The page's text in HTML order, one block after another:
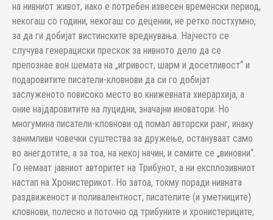
на нивниот живот, иако е потребен извесен временски период,
некогаш со години, некогаш со децении, не ретко постхумно,
за да ги добијат вистинските вреднувања. Најчесто се
случува генерациски прескок за нивното дело да се
препознае вон шемата на „игривост, шарм и досетливост“ и
подаровитите писатели-кловнови да си го добијат
заслуженото повисоко место во книжевната хиерархија, а
оние најдаровитите на луцидни, значајни иноватори. Но
многумина писатели-кловнови од помал авторски ранг, инаку
занимливи човечки суштества за дружење, остануваат само
во анегдотите, а за тоа, на некој начин, и самите се „виновни“.
Го немаат јавниот авторитет на Трибунот, а ни експлозивниот
настап на Хронистерикот. Но затоа, токму поради нивната
раздвиженост и поливалентност, писателите (и уметниците)
кловнови, полесно и поточно од трибуните и хронистериците,